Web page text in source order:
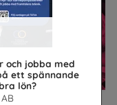
och jobba med
ett spännande
lön?